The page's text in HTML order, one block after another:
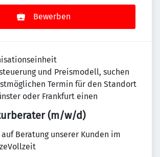
Bewerben
und Preismodell, suchen
Termin für den Standort
oder Frankfurt einen
(m/w/d)
Beratung unserer Kunden im